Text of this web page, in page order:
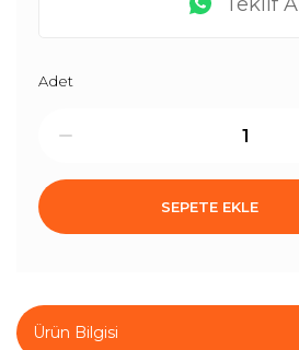
Adet
SEPETE EKLE
Ürün Bilgisi